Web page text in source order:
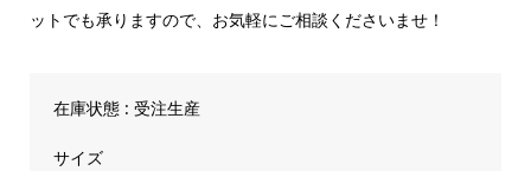
ットでも承りますので、お気軽にご相談くださいませ！
在庫状態 : 受注生産
サイズ